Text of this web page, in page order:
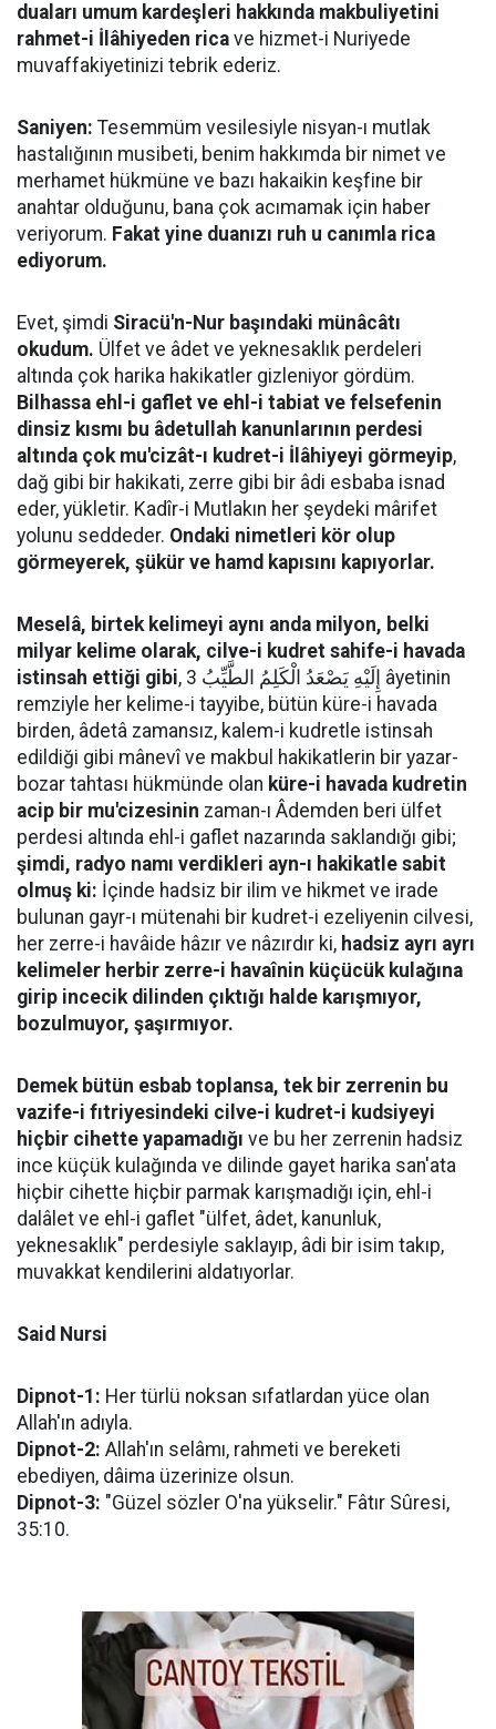
duaları umum kardeşleri hakkında makbuliyetini
rahmet-i İlâhiyeden rica ve hizmet-i Nuriyede
muvaffakiyetinizi tebrik ederiz.
Saniyen: Tesemmüm vesilesiyle nisyan-ı mutlak
hastalığının musibeti, benim hakkımda bir nimet ve
merhamet hükmüne ve bazı hakaikin keşfine bir
anahtar olduğunu, bana çok acımamak için haber
veriyorum. Fakat yine duanızı ruh u canımla rica
ediyorum.
Evet, şimdi Siracü'n-Nur başındaki münâcâtı
okudum. Ülfet ve âdet ve yeknesaklık perdeleri
altında çok harika hakikatler gizleniyor gördüm.
Bilhassa ehl-i gaflet ve ehl-i tabiat ve felsefenin
dinsiz kısmı bu âdetullah kanunlarının perdesi
altında çok mu'cizât-ı kudret-i İlâhiyeyi görmeyip,
dağ gibi bir hakikati, zerre gibi bir âdi esbaba isnad
eder, yükletir. Kadîr-i Mutlakın her şeydeki mârifet
yolunu seddeder. Ondaki nimetleri kör olup
görmeyerek, şükür ve hamd kapısını kapıyorlar.
Meselâ, birtek kelimeyi aynı anda milyon, belki
milyar kelime olarak, cilve-i kudret sahife-i havada
istinsah ettiği gibi, إِلَيْهِ يَصْعَدُ الْكَلِمُ الطَّيِّبُ 3 âyetinin
remziyle her kelime-i tayyibe, bütün küre-i havada
birden, âdetâ zamansız, kalem-i kudretle istinsah
edildiği gibi mânevî ve makbul hakikatlerin bir yazar-
bozar tahtası hükmünde olan küre-i havada kudretin
acip bir mu'cizesinin zaman-ı Âdemden beri ülfet
perdesi altında ehl-i gaflet nazarında saklandığı gibi;
şimdi, radyo namı verdikleri ayn-ı hakikatle sabit
olmuş ki: İçinde hadsiz bir ilim ve hikmet ve irade
bulunan gayr-ı mütenahi bir kudret-i ezeliyenin cilvesi,
her zerre-i havâide hâzır ve nâzırdır ki, hadsiz ayrı ayrı
kelimeler herbir zerre-i havaînin küçücük kulağına
girip incecik dilinden çıktığı halde karışmıyor,
bozulmuyor, şaşırmıyor.
Demek bütün esbab toplansa, tek bir zerrenin bu
vazife-i fıtriyesindeki cilve-i kudret-i kudsiyeyi
hiçbir cihette yapamadığı ve bu her zerrenin hadsiz
ince küçük kulağında ve dilinde gayet harika san'ata
hiçbir cihette hiçbir parmak karışmadığı için, ehl-i
dalâlet ve ehl-i gaflet "ülfet, âdet, kanunluk,
yeknesaklık" perdesiyle saklayıp, âdi bir isim takıp,
muvakkat kendilerini aldatıyorlar.
Said Nursi
Dipnot-1: Her türlü noksan sıfatlardan yüce olan
Allah'ın adıyla.
Dipnot-2: Allah'ın selâmı, rahmeti ve bereketi
ebediyen, dâima üzerinize olsun.
Dipnot-3: "Güzel sözler O'na yükselir." Fâtır Sûresi,
35:10.